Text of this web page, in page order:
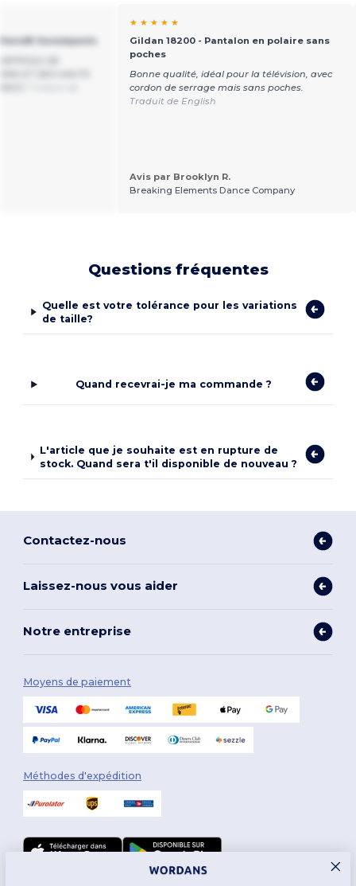
Sweatpants
★ ★ ★ ★ ★
Gildan 18200 - Pantalon en polaire sans
poches
Bonne qualité, idéal pour la télévision, avec
cordon de serrage mais sans poches.
Traduit de English
Avis par Brooklyn R.
Breaking Elements Dance Company
Questions fréquentes
Quelle est votre tolérance pour les variations
de taille?
Quand recevrai-je ma commande ?
L'article que je souhaite est en rupture de
stock. Quand sera t'il disponible de nouveau ?
Contactez-nous
Laissez-nous vous aider
Notre entreprise
Moyens de paiement
Méthodes d'expédition